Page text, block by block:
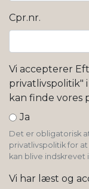
Cpr.nr.
Vi accepterer
privatlivspolitik"
kan finde vores
Ja
Det er obligatorisk
privatlivspolitik for
kan blive indskrevet
Vi har læst og